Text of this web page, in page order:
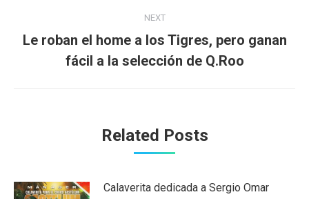
NEXT
Next
post:
Le roban el home a los Tigres, pero ganan
fácil a la selección de Q.Roo
Related Posts
Calaverita dedicada a Sergio Omar